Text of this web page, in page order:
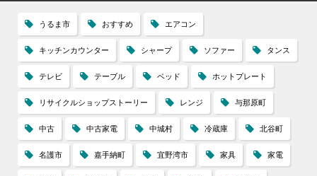
うるま市 おすすめ エアコン
キッチンカウンター シャープ ソファー タンス
テレビ テーブル ベッド ホットプレート
リサイクルショップストーリー レンジ 与那原町
中古 中古家電 中城村 冷蔵庫 北谷町
名護市 嘉手納町 宜野湾市 家具 家電